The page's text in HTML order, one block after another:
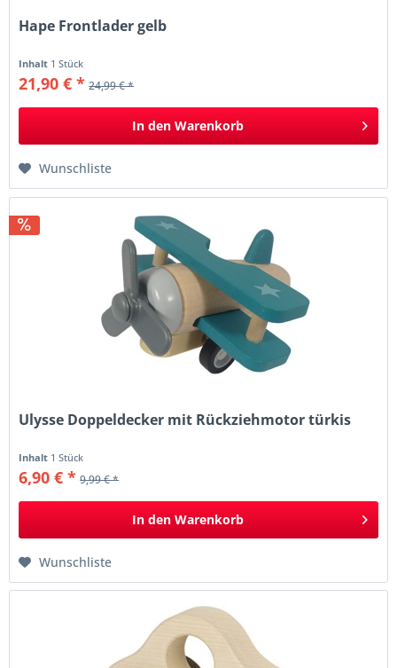
Hape Frontlader gelb
Inhalt 1 Stück
21,90 € * 24,99 € *
In den Warenkorb
Wunschliste
Ulysse Doppeldecker mit Rückziehmotor türkis
Inhalt 1 Stück
6,90 € * 9,99 € *
In den Warenkorb
Wunschliste